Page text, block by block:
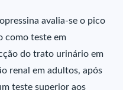
avalia-se o pico
como teste em
do trato urinário em
renal em adultos, após
teste superior aos